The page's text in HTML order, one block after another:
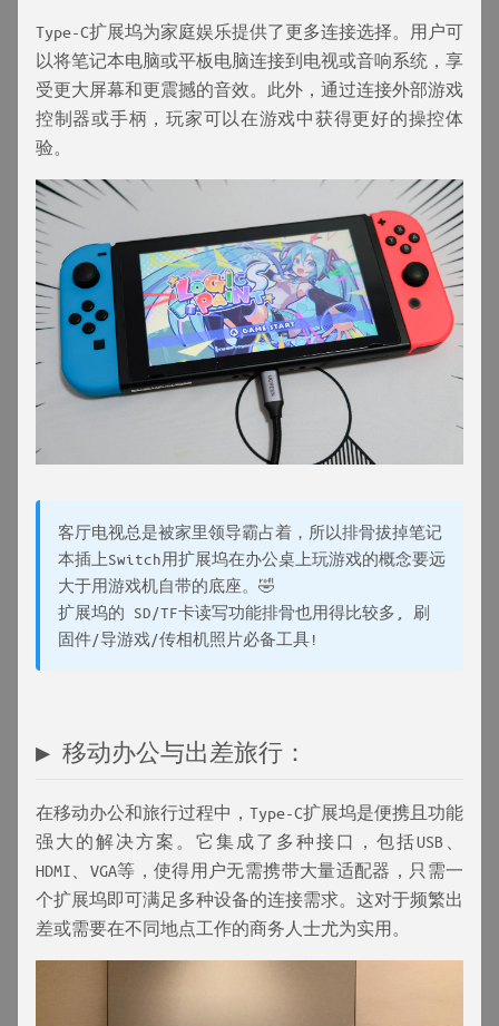
Type-C扩展坞为家庭娱乐提供了更多连接选择。用户可
以将笔记本电脑或平板电脑连接到电视或音响系统，享
受更大屏幕和更震撼的音效。此外，通过连接外部游戏
控制器或手柄，玩家可以在游戏中获得更好的操控体
验。
客厅电视总是被家里领导霸占着，所以排骨拔掉笔记
本插上Switch用扩展坞在办公桌上玩游戏的概念要远
大于用游戏机自带的底座。🤣
扩展坞的 SD/TF卡读写功能排骨也用得比较多, 刷
固件/导游戏/传相机照片必备工具!
▶ 移动办公与出差旅行：
在移动办公和旅行过程中，Type-C扩展坞是便携且功能
强大的解决方案。它集成了多种接口，包括USB、
HDMI、VGA等，使得用户无需携带大量适配器，只需一
个扩展坞即可满足多种设备的连接需求。这对于频繁出
差或需要在不同地点工作的商务人士尤为实用。